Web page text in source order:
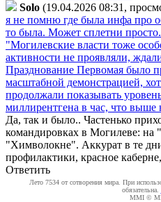
Solo (19.04.2026 08:31,
я не помню где была инфа про
то была. Может сплетни
"Могилевские власти тоже
активности не проявляли,
Празднование Первомая было
масштабной демонстрацией,
продолжали показывать
миллирентгена в час, что выше
Да, так и было.. Частенько
командировках в Могилеве: на
"Химволокне". Аккурат в те
профилактики, красное
Ответить
Лето 7534 от сотворения мира. При
обязательна.
MMI ©